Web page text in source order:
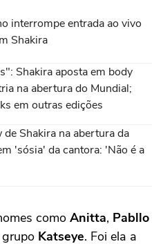
interrompe entrada ao vivo
Shakira
Shakira aposta em body
na abertura do Mundial;
em outras edições
Shakira na abertura da
'sósia' da cantora: 'Não é a
como Anitta, Pabllo
Katseye. Foi ela a